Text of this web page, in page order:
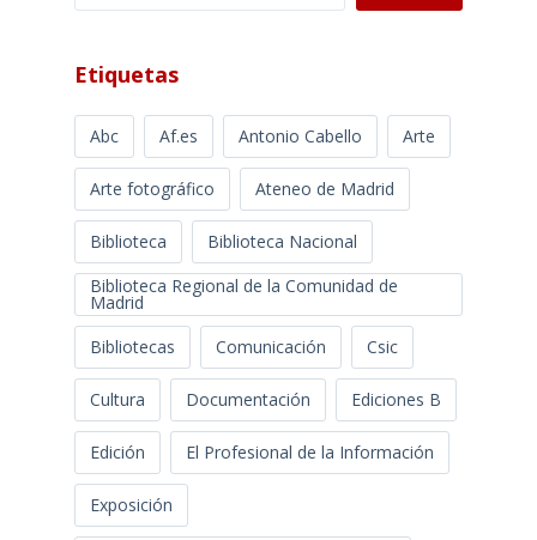
Etiquetas
Abc Af.es Antonio Cabello Arte
Arte fotográfico Ateneo de Madrid
Biblioteca
Biblioteca Nacional
Biblioteca Regional de la Comunidad de
Madrid
Bibliotecas
Comunicación Csic
Cultura Documentación Ediciones B
Edición El Profesional de la Información
Exposición